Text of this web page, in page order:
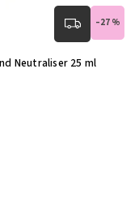
–27 %
Neutraliser 25 ml